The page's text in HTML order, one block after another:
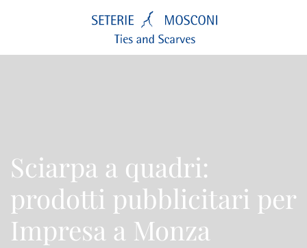
Sciarpa a quadri:
prodotti pubblicitari per
Impresa a Monza